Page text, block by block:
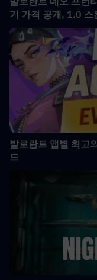
기 가격 공개, 1.0 스
발로란트 맵별 최고
드